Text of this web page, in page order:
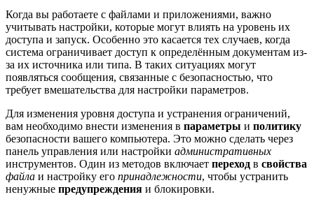
Когда вы работаете с файлами и приложениями, важно
учитывать настройки, которые могут влиять на уровень их
доступа и запуск. Особенно это касается тех случаев, когда
система ограничивает доступ к определённым документам из-
за их источника или типа. В таких ситуациях могут
появляться сообщения, связанные с безопасностью, что
требует вмешательства для настройки параметров.
Для изменения уровня доступа и устранения ограничений,
вам необходимо внести изменения в параметры и политику
безопасности вашего компьютера. Это можно сделать через
панель управления или настройки административных
инструментов. Один из методов включает переход в свойства
файла и настройку его принадлежности, чтобы устранить
ненужные предупреждения и блокировки.